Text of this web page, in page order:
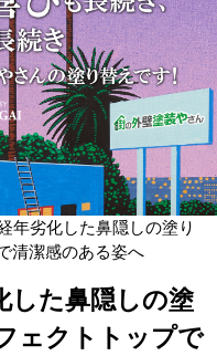
年劣化した鼻隠しの塗り
清潔感のある姿へ
した鼻隠しの塗
ェクトトップで